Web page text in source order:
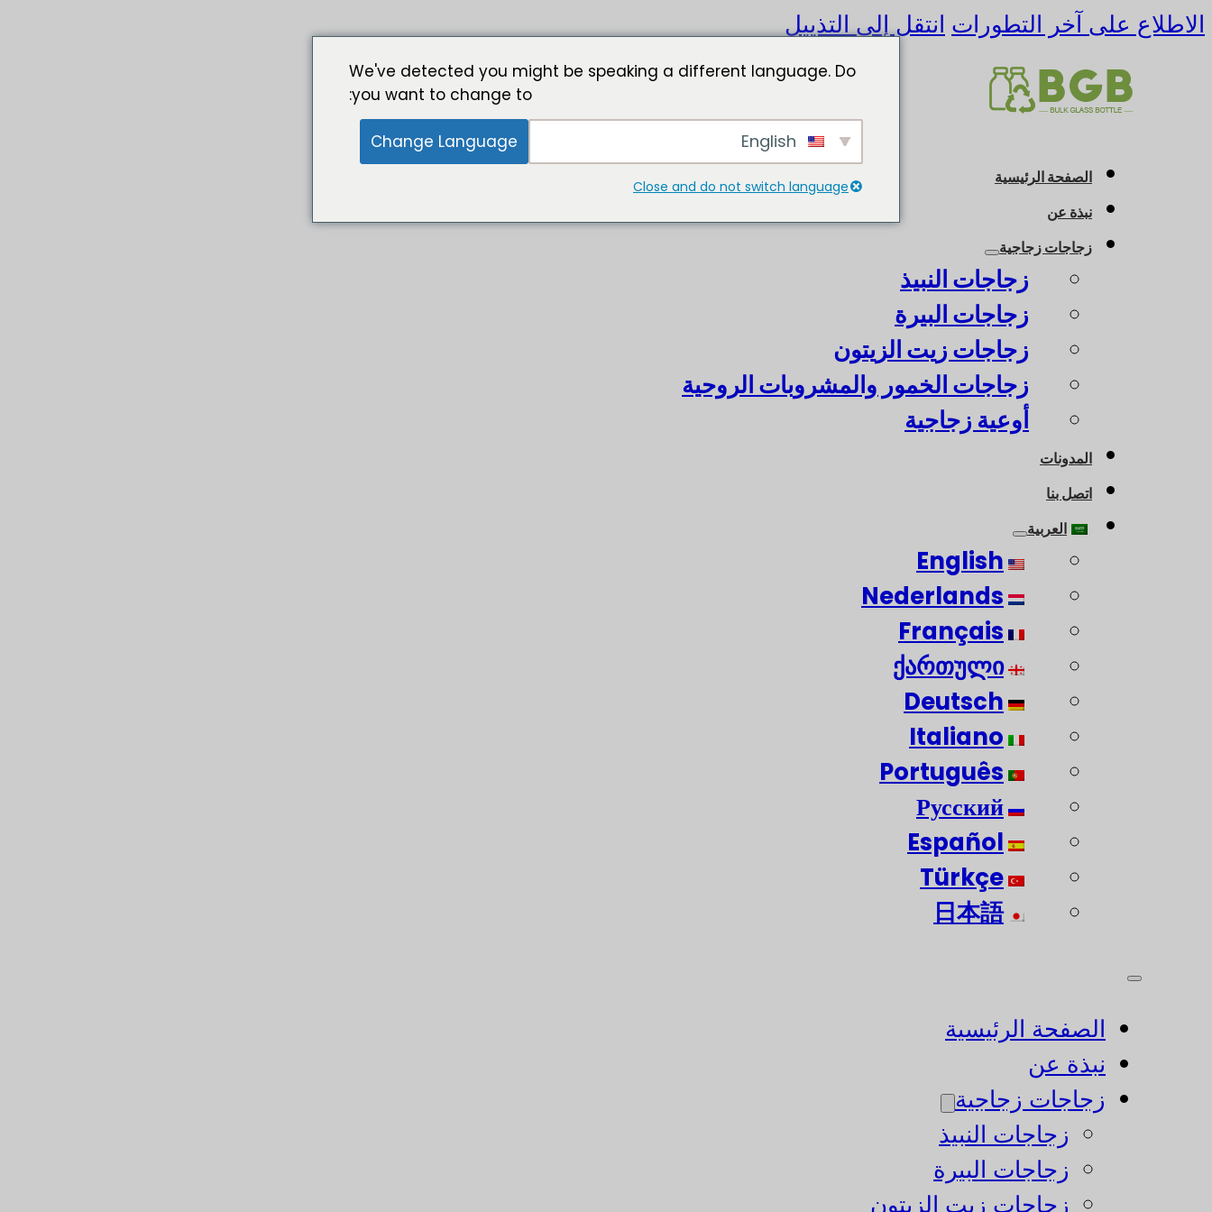
الاطلاع على آخر التطورات انتقل إلى التذييل
الصفحة الرئيسية
نبذة عن
زجاجات زجاجية
زجاجات النبيذ
زجاجات البيرة
زجاجات زيت الزيتون
زجاجات الخمور والمشروبات الروحية
أوعية زجاجية
المدونات
اتصل بنا
العربية
English
Nederlands
Français
ქართული
Deutsch
Italiano
Português
Русский
Español
Türkçe
日本語
الصفحة الرئيسية
نبذة عن
زجاجات زجاجية
زجاجات النبيذ
زجاجات البيرة
زجاجات زيت الزيتون
We've detected you might be speaking a different language. Do
you want to change to:
Change Language
Close and do not switch language